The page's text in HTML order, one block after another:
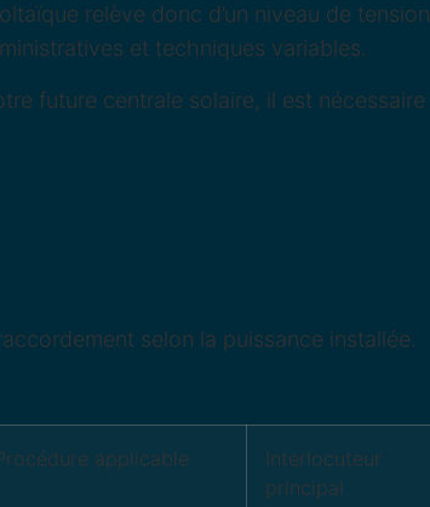
relève donc d’un niveau de tension
et techniques variables.
future centrale solaire, il est nécessaire
selon la puissance installée.
applicable
Interlocuteur
principal